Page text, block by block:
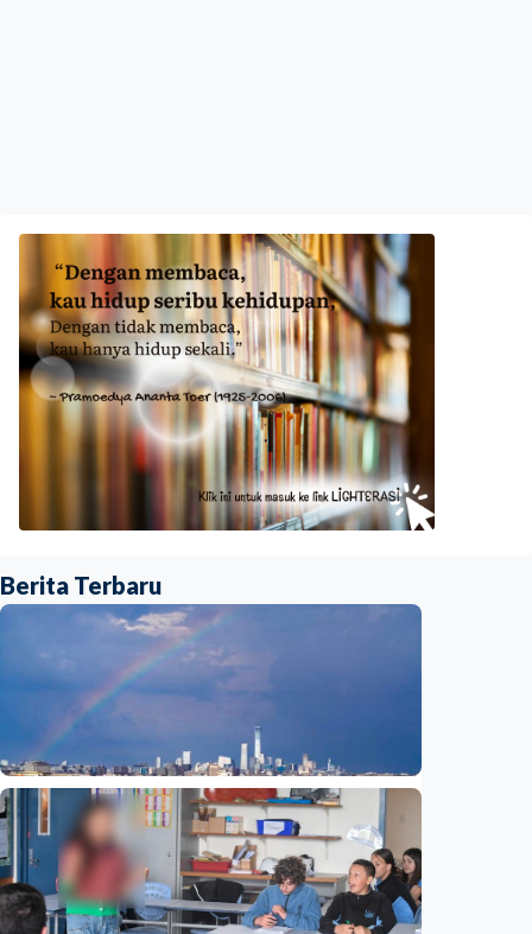
Berita Terbaru
Humaniora
Beijing jadi ibu kota arsitektur dunia
UNESCO-UIA 2029. Apa alasannya?
Indonesia•06 Aug 2026